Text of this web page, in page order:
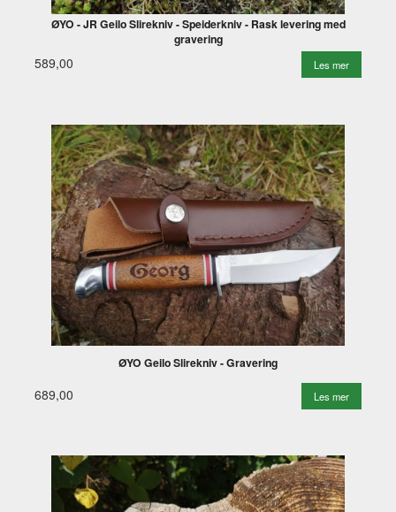
ØYO - JR Geilo Slirekniv - Speiderkniv - Rask levering med
gravering
589,00 Les mer
ØYO Geilo Slirekniv - Gravering
689,00 Les mer